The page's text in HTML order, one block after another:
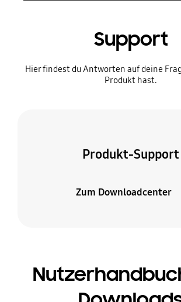
Support
Hier findest du Antworten auf deine
Produkt hast.
Produkt-Support
Zum Downloadcenter